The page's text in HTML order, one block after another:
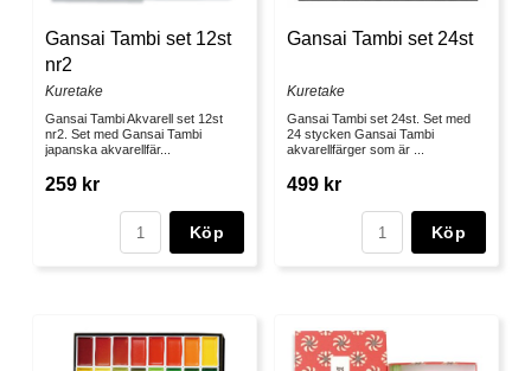
Gansai Tambi set 12st
nr2
Kuretake
Gansai Tambi Akvarell set 12st
nr2. Set med Gansai Tambi
japanska akvarellfär...
259 kr
Köp
Gansai Tambi set 24st
Kuretake
Gansai Tambi set 24st. Set med
24 stycken Gansai Tambi
akvarellfärger som är ...
499 kr
Köp